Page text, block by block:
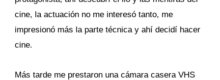
cine, la actuación no me interesó tanto, me
impresionó más la parte técnica y ahí decidí hacer
cine.
Más tarde me prestaron una cámara casera VHS